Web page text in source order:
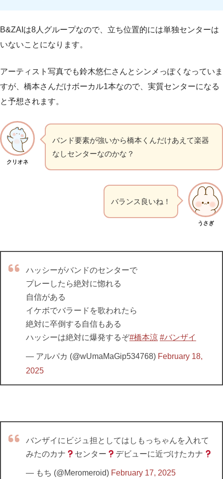
B&ZAIは8人グループなので、立ち位置的には単独センターは
いないことになります。
アーティスト写真でも鈴木悠仁さんとシンメっぽくなっていま
すが、橋本さんだけボーカル1本なので、実質センターになる
と予想されます。
クリオネ
バンド要素が強いから橋本くんだけあえて楽器
なしセンターなのかな？
うさぎ
バランス良いね！
ハッシーがバンドのセンターで
プレーしたら絶対に惚れる
自信がある
イケボでバラードを歌われたら
絶対に卒倒する自信もある
ハッシーは絶対に爆発するぞ#橋本涼 #バンザイ
— アルパカ (@wUmaMaGip534768) February 18,
2025
バンザイにビジュ担としてはしもっちゃんを入れて
みたのカナ
センター デビューに近づけたカナ
— もち (@Meromeroid) February 17, 2025